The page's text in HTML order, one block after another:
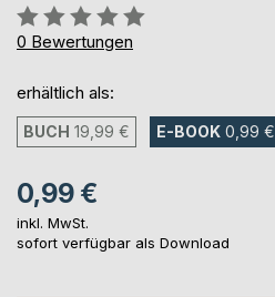
Bewertung::
0%
0 Bewertungen
erhältlich als:
BUCH 19,99 € E-BOOK 0,99 €
0,99 €
inkl. MwSt.
sofort verfügbar als Download